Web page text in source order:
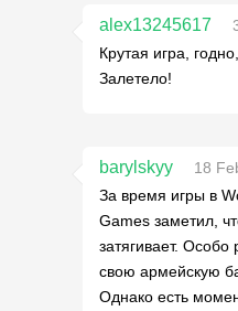
alex13245617
Крутая игра,
Залетело!
barylskyy
18
За время игры в
Games заметил,
затягивает. Особо
свою армейскую
Однако есть